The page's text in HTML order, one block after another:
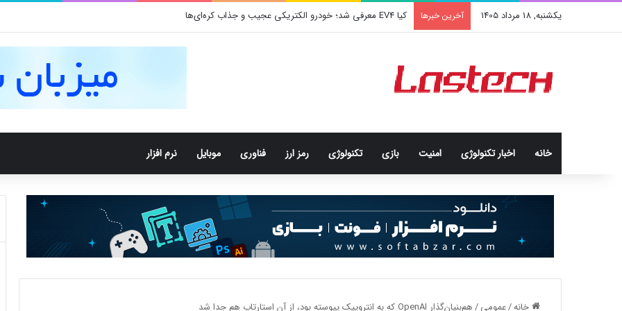
یکشنبه, 18 مرداد 1405 آخرین خبرها کیا EV4 معرفی شد؛ خودرو الکتریکی عجیب و جذاب کره‌ای‌ها
خانه اخبار تکنولوژی امنيت بازی تکنولوژی رمز ارز فناوری موبایل نرم افزار
خانه/عمومی/هم‌بنیان‌گذار OpenAI که به انتروپیک پیوسته بود، از آن استارتاپ هم جدا شد